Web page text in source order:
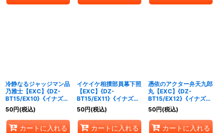
冷静なるジャッジマン品
乃雅士【EXC】{DZ-
BT15/EX10}《イナズマ
イレブン》
50円(税込)
カートに入れる
イケイケ相撲部員幕下照
【EXC】{DZ-
BT15/EX11}《イナズマ
イレブン》
50円(税込)
カートに入れる
憑依のアクター弁天九郎
丸【EXC】{DZ-
BT15/EX12}《イナズマ
イレブン》
50円(税込)
カートに入れる